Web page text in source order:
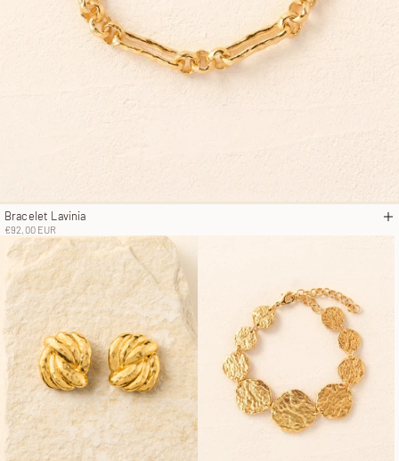
Bracelet Lavinia
Prix de vente
€92,00 EUR